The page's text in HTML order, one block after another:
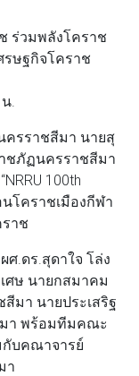
ร่วมพลังโคราช
รษฐกิจโคราช
.
ครราชสีมา นายสุ
ชภัฏนครราชสีมา
100th
นโคราชเมืองกีฬา
าช
ศ.ดร.สุดาใจ โล่ง
ศษ นายกสมาคม
มา นายประเสริฐ
า พร้อมทีมคณะ
บคณาจารย์
า